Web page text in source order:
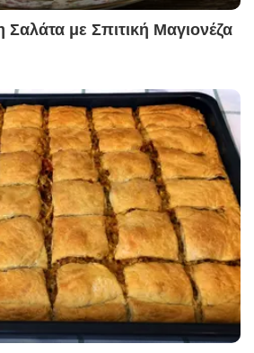
Σαλάτα με Σπιτική Μαγιονέζα